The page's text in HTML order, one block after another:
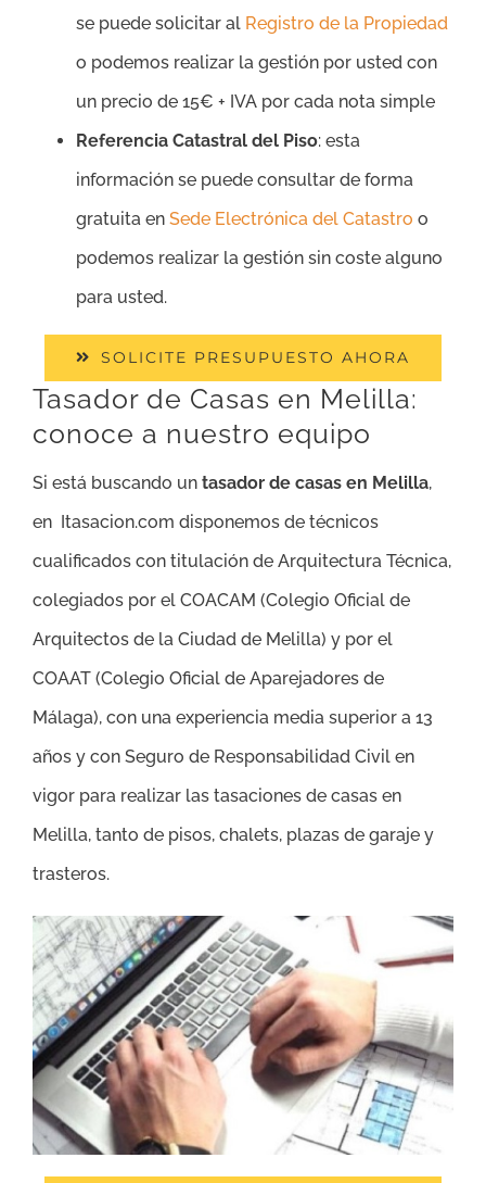
se puede solicitar al Registro de la Propiedad
o podemos realizar la gestión por usted con
un precio de 15€ + IVA por cada nota simple
Referencia Catastral del Piso: esta
información se puede consultar de forma
gratuita en Sede Electrónica del Catastro o
podemos realizar la gestión sin coste alguno
para usted.
SOLICITE PRESUPUESTO AHORA
Tasador de Casas en Melilla:
conoce a nuestro equipo
Si está buscando un tasador de casas en Melilla,
en Itasacion.com disponemos de técnicos
cualificados con titulación de Arquitectura Técnica,
colegiados por el COACAM (Colegio Oficial de
Arquitectos de la Ciudad de Melilla) y por el
COAAT (Colegio Oficial de Aparejadores de
Málaga), con una experiencia media superior a 13
años y con Seguro de Responsabilidad Civil en
vigor para realizar las tasaciones de casas en
Melilla, tanto de pisos, chalets, plazas de garaje y
trasteros.